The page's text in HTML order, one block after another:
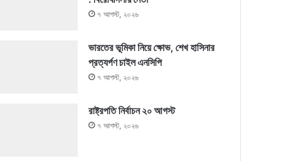
৭ আগস্ট, ২০২৬
ভারতের ভূমিকা নিয়ে ক্ষোভ, শেখ হাসিনার
প্রত্যর্পণ চাইল এনসিপি
৭ আগস্ট, ২০২৬
রাষ্ট্রপতি নির্বাচন ২০ আগস্ট
৭ আগস্ট, ২০২৬